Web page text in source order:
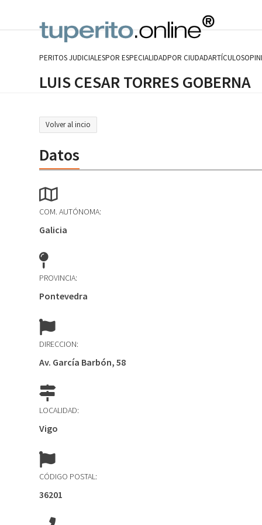
PERITOS JUDICIALESPOR ESPECIALIDADPOR CIUDADARTÍCULOS
LUIS CESAR TORRES GOBERNA
Volver al incio
Datos
COM. AUTÓNOMA:
Galicia
PROVINCIA:
Pontevedra
DIRECCION:
Av. García Barbón, 58
LOCALIDAD:
Vigo
CÓDIGO POSTAL:
36201